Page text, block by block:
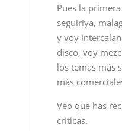
más
Veo que has
criticas.
Al disco le das
cosa y otras
importante es lo